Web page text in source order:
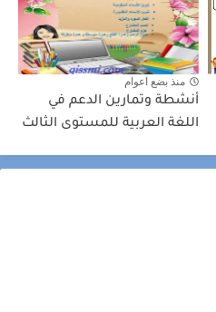
منذ بضع اعوام
أنشطة وتمارين الدعم في
اللغة العربية للمستوى الثالث